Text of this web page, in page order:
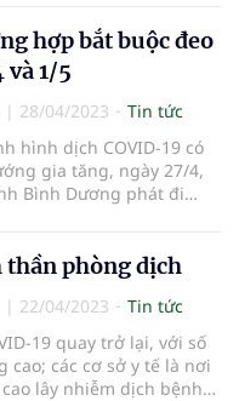
mắc sốt xuất huyết.
trong 6 tháng đầu năm
1 trường hợp t
hợp bắt buộc đeo
1/5
| 28/04/2023
Tin tức
hình dịch COVID-19 có
gia tăng, ngày 27/4,
Bình Dương phát đi
và toàn thể nhân dân
về việc tuân thủ thực
điệp 2K (khẩu trang và
thần phòng dịch
| 22/04/2023
Tin tức
19 quay trở lại, với số
cao; các cơ sở y tế là nơi
lây nhiễm dịch bệnh